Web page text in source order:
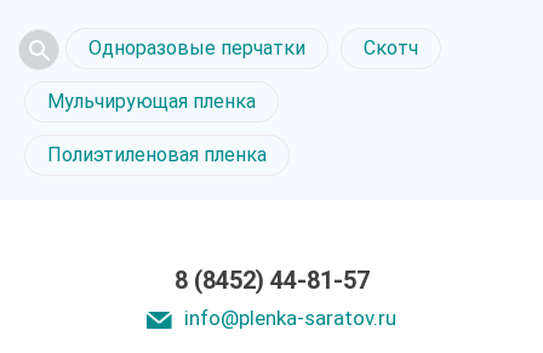
Одноразовые перчатки Скотч
Мульчирующая пленка
Полиэтиленовая пленка
8 (8452) 44-81-57
info@plenka-saratov.ru